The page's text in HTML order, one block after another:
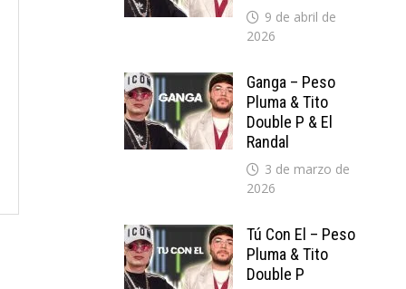
9 de abril de
2026
Ganga – Peso
Pluma & Tito
Double P & El
Randal
3 de marzo de
2026
Tú Con El – Peso
Pluma & Tito
Double P